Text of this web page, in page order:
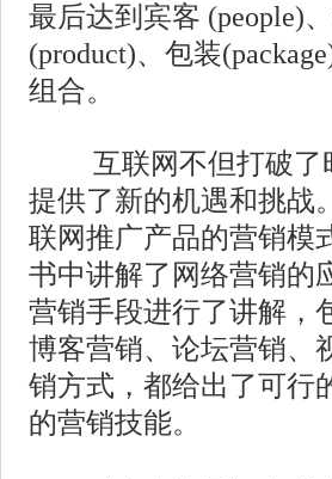
最后达到宾客 (people)
(product)、包装
组合。
互联网不但打破了时
提供了新的机遇和挑战
联网推广产品的营销模
书中讲解了网络营销的
营销手段进行了讲解，
博客营销、论坛营销、
销方式，都给出了可行
的营销技能。